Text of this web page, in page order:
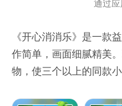
通过
《开心消消乐》是一款
作简单，画面细腻精美
物，使三个以上的同款